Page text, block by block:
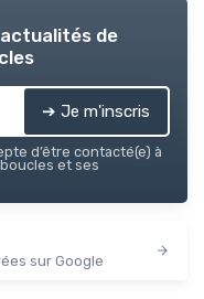
de
➔ Je m'inscris
d’être contacté(e) à
et ses
sur Google